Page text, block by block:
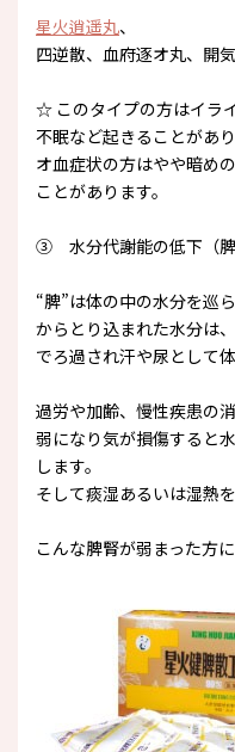
星火逍遥丸、
四逆散、血府逐オ丸、開
☆ このタイプの方はイラ
不眠など起きることがあり
オ血症状の方はやや暗め
ことがあります。
③ 水分代謝能の低下（脾
“脾”は体の中の水分を巡
からとり込まれた水分は
でろ過され汗や尿として
過労や加齢、慢性疾患の
弱になり気が損傷すると
します。
そして痰湿あるいは湿熱
こんな脾腎が弱まった方